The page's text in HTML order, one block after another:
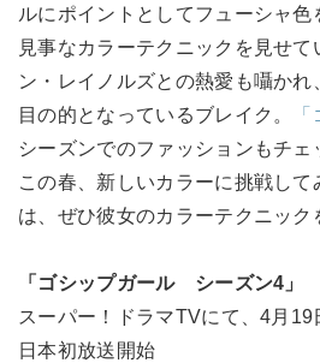
ルにポイントとしてフューシャ色
見事なカラーテクニックを見せ
ン・レイノルズとの熱愛も囁か
目の的となっているブレイク。
シーズンでのファッションもチェ
この春、新しいカラーに挑戦し
は、ぜひ彼女のカラーテクニック
「ゴシップガール シーズン4」
スーパー！ドラマTVにて、4月
日本初放送開始